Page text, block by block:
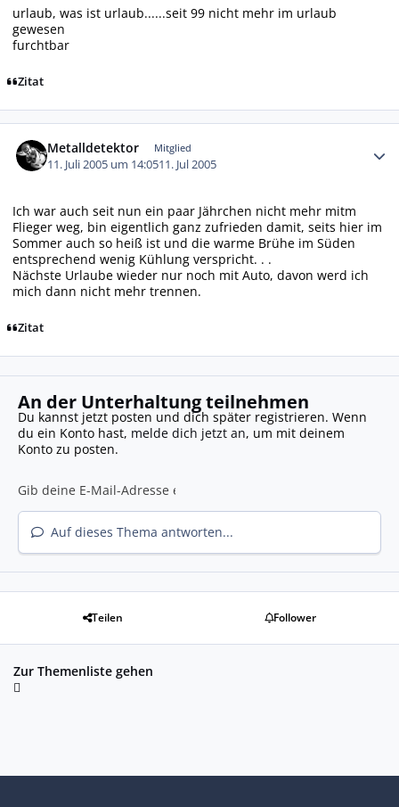
urlaub, was ist urlaub......seit 99 nicht mehr im urlaub
gewesen
furchtbar
Zitat
Metalldetektor Mitglied
11. Juli 2005 um 14:0511. Jul 2005
Ich war auch seit nun ein paar Jährchen nicht mehr mitm
Flieger weg, bin eigentlich ganz zufrieden damit, seits hier im
Sommer auch so heiß ist und die warme Brühe im Süden
entsprechend wenig Kühlung verspricht. . .
Nächste Urlaube wieder nur noch mit Auto, davon werd ich
mich dann nicht mehr trennen.
Zitat
An der Unterhaltung teilnehmen
Du kannst jetzt posten und dich später registrieren. Wenn
du ein Konto hast, melde dich jetzt an, um mit deinem
Konto zu posten.
Auf dieses Thema antworten...
Teilen Follower
Zur Themenliste gehen